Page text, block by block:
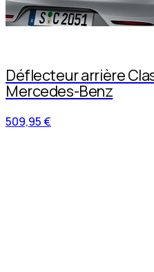
Déflecteur arrière
Mercedes-Benz
509,95 €